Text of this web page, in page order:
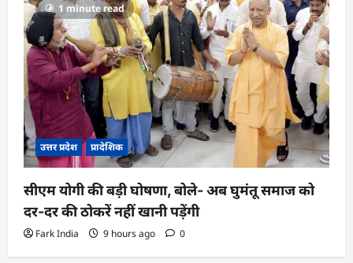
1 minute read
उत्तर प्रदेश प्रादेशिक
सीएम योगी की बड़ी घोषणा, बोले- अब घुमंतू समाज को
दर-दर की ठोकरें नहीं खानी पड़ेंगी
Fark India 9 hours ago 0